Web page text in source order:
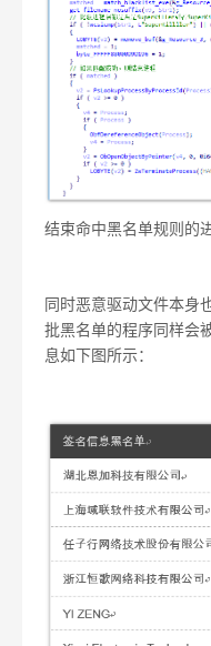
结束命中黑名单规则的
同时恶意驱动文件本身
批黑名单的程序同样会
息如下图所示：